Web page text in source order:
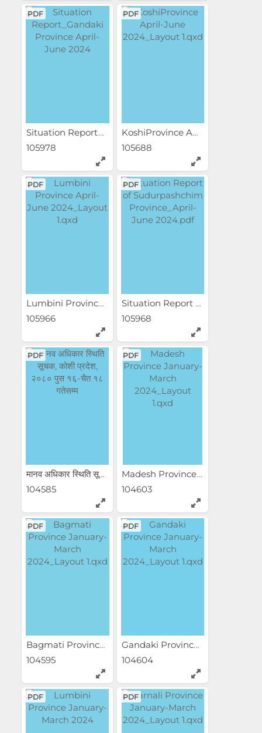
PDF
Situation Report_Gandaki...
105978
PDF
KoshiProvince April-June...
105688
PDF
Lumbini Province...
105966
PDF
Situation Report of...
105968
PDF
मानव अधिकार स्थिति सूचक...
104585
PDF
Madesh Province...
104603
PDF
Bagmati Province...
104595
PDF
Gandaki Province...
104604
PDF PDF